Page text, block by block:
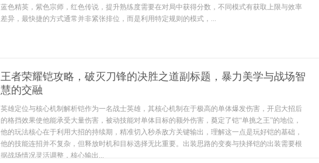
蓝色精英，紫色宗师，红色传说，提升熟练度需要在对局中获得分数，不同模式有获取上限与效率
差异，最快捷的方式通常并非紧张排位，而是利用特定规则的模式，...
王者荣耀铠攻略，破灭刀锋的决胜之道副标题，暴力美学与战场智
慧的交融
英雄定位与核心机制解析铠作为一名战士英雄，其核心机制在于极高的单体爆发伤害，开启大招后
的格挡效果使他能承受大量伤害，被动技能对单体目标的额外伤害，奠定了铠“单挑之王”的地位，
他的玩法核心在于利用大招的持续期，精准切入秒杀敌方关键输出，理解这一点是玩好铠的基础，
他的技能连招并不复杂，但释放时机和目标选择无比重要。出装思路的变奏与抉择铠的出装需要根
据战场情况灵活调整，核心输出...